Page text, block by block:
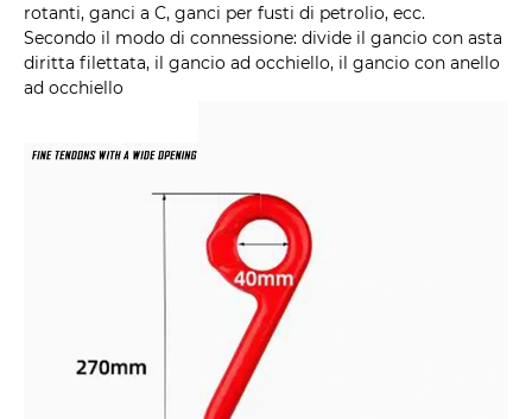
rotanti, ganci a C, ganci per fusti di petrolio, ecc.
Secondo il modo di connessione: divide il gancio con asta
diritta filettata, il gancio ad occhiello, il gancio con anello
ad occhiello